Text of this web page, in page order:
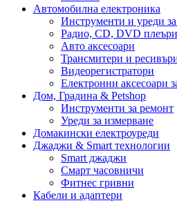
Автомобилна електроника
Инструменти и уреди
Радио, CD, DVD плеъри
Авто аксесоари
Трансмитери и
Видеорегистратори
Електронни аксесоари
Дом, Градина & Petshop
Инструменти за ремонт
Уреди за измерване
Домакински електроуреди
Джаджи & Smart технологии
Smart джаджи
Смарт часовничи
Фитнес гривни
Кабели и адаптери